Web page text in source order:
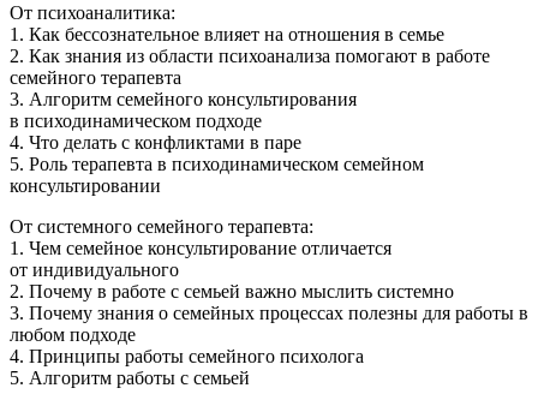
От психоаналитика:
1. Как бессознательное влияет на отношения в семье
2. Как знания из области психоанализа помогают в работе
семейного терапевта
3. Алгоритм семейного консультирования
в психодинамическом подходе
4. Что делать с конфликтами в паре
5. Роль терапевта в психодинамическом семейном
консультировании
От системного семейного терапевта:
1. Чем семейное консультирование отличается
от индивидуального
2. Почему в работе с семьей важно мыслить системно
3. Почему знания о семейных процессах полезны для работы в
любом подходе
4. Принципы работы семейного психолога
5. Алгоритм работы с семьей